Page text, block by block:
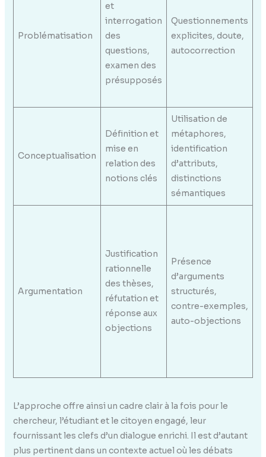
Problématisation
et
interrogation
des
questions,
examen des
présupposés
Questionnements
explicites, doute,
autocorrection
Conceptualisation
Définition et
mise en
relation des
notions clés
Utilisation de
métaphores,
identification
d’attributs,
distinctions
sémantiques
Argumentation
Justification
rationnelle
des thèses,
réfutation et
réponse aux
objections
Présence
d’arguments
structurés,
contre-exemples,
auto-objections
L’approche offre ainsi un cadre clair à la fois pour le
chercheur, l’étudiant et le citoyen engagé, leur
fournissant les clefs d’un dialogue enrichi. Il est d’autant
plus pertinent dans un contexte actuel où les débats